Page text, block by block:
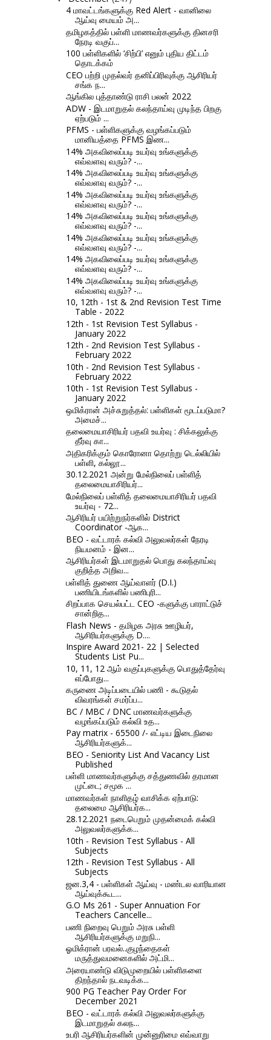
4 மாவட்டங்களுக்கு Red Alert - வானிலை
ஆய்வு மையம் அ...
தமிழகத்தில் பள்ளி மாணவர்களுக்கு தினசரி
நேரடி வகுப்...
100 பள்ளிகளில் ‘சிற்பி’ எனும் புதிய திட்டம்
தொடக்கம்
CEO பற்றி முதல்வர் தனிப்பிரிவுக்கு ஆசிரியர்
சங்க ந...
ஆங்கில புத்தாண்டு ராசி பலன் 2022
ADW - இடமாறுதல் கலந்தாய்வு முடிந்த பிறகு
ஏற்படும் ...
PFMS - பள்ளிகளுக்கு வழங்கப்படும்
மானியத்தை PFMS இண...
14% அகவிலைப்படி உயர்வு உங்களுக்கு
எவ்வளவு வரும்? -...
14% அகவிலைப்படி உயர்வு உங்களுக்கு
எவ்வளவு வரும்? -...
14% அகவிலைப்படி உயர்வு உங்களுக்கு
எவ்வளவு வரும்? -...
14% அகவிலைப்படி உயர்வு உங்களுக்கு
எவ்வளவு வரும்? -...
14% அகவிலைப்படி உயர்வு உங்களுக்கு
எவ்வளவு வரும்? -...
14% அகவிலைப்படி உயர்வு உங்களுக்கு
எவ்வளவு வரும்? -...
14% அகவிலைப்படி உயர்வு உங்களுக்கு
எவ்வளவு வரும்? -...
10, 12th - 1st & 2nd Revision Test Time
Table - 2022
12th - 1st Revision Test Syllabus -
January 2022
12th - 2nd Revision Test Syllabus -
February 2022
10th - 2nd Revision Test Syllabus -
February 2022
10th - 1st Revision Test Syllabus -
January 2022
ஒமிக்ரான் அச்சுறுத்தல்: பள்ளிகள் மூடப்படுமா?
அமைச்...
தலைமையாசிரியர் பதவி உயர்வு : சிக்கலுக்கு
தீர்வு கா...
அதிகரிக்கும் கொரோனா தொற்று டெல்லியில்
பள்ளி, கல்லூ...
30.12.2021 அன்று மேல்நிலைப் பள்ளித்
தலைமையாசிரியர்...
மேல்நிலைப் பள்ளித் தலைமையாசிரியர் பதவி
உயர்வு - 72...
ஆசிரியர் பயிற்றுநர்களில் District
Coordinator -ஆக...
BEO - வட்டாரக் கல்வி அலுவலர்கள் நேரடி
நியமனம் - இன...
ஆசிரியர்கள் இடமாறுதல் பொது கலந்தாய்வு
குறித்த அறிவ...
பள்ளித் துணை ஆய்வாளர் (D.I.)
பணியிடங்களில் பணிபுரி...
சிறப்பாக செயல்பட்ட CEO -களுக்கு பாராட்டுச்
சான்றித...
Flash News - தமிழக அரசு ஊழியர்,
ஆசிரியர்களுக்கு D....
Inspire Award 2021- 22 | Selected
Students List Pu...
10, 11, 12 ஆம் வகுப்புகளுக்கு பொதுத்தேர்வு
எப்போது...
கருணை அடிப்படையில் பணி - கூடுதல்
விவரங்கள் சமர்ப்ப...
BC / MBC / DNC மாணவர்களுக்கு
வழங்கப்படும் கல்வி உத...
Pay matrix - 65500 /- எட்டிய இடைநிலை
ஆசிரியர்களுக்...
BEO - Seniority List And Vacancy List
Published
பள்ளி மாணவர்களுக்கு சத்துணவில் தரமான
முட்டை; சமூக ...
மாணவர்கள் நாளிதழ் வாசிக்க ஏற்பாடு:
தலைமை ஆசிரியர்க...
28.12.2021 நடைபெறும் முதன்மைக் கல்வி
அலுவலர்களுக்க...
10th - Revision Test Syllabus - All
Subjects
12th - Revision Test Syllabus - All
Subjects
ஜன.3,4 - பள்ளிகள் ஆய்வு - மண்டல வாரியான
ஆய்வுக்கூட...
G.O Ms 261 - Super Annuation For
Teachers Cancelle...
பணி நிறைவு பெறும் அரசு பள்ளி
ஆசிரியர்களுக்கு மறுநி...
ஓமிக்ரான் பரவல்..குழந்தைகள்
மருத்துவமனைகளில் அட்மி...
அரையாண்டு விடுமுறையில் பள்ளிகளை
திறந்தால் நடவடிக்க...
900 PG Teacher Pay Order For
December 2021
BEO - வட்டாரக் கல்வி அலுவலர்களுக்கு
இடமாறுதல் கலந...
உபரி ஆசிரியர்களின் முன்னுரிமை எவ்வாறு